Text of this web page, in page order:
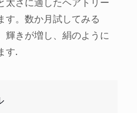
太さに適したヘアトリー
す。数か月試してみる
輝きが増し、絹のように
す.